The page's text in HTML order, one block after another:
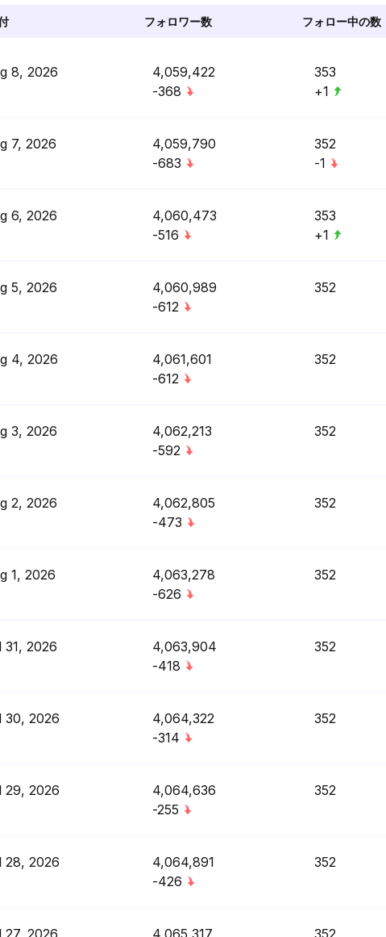
フォロワー数 フォロー中の数
8, 2026
4,059,422
-368
353
+1
7, 2026
4,059,790
-683
352
-1
6, 2026
4,060,473
-516
353
+1
5, 2026
4,060,989
-612
352
4, 2026
4,061,601
-612
352
3, 2026
4,062,213
-592
352
2, 2026
4,062,805
-473
352
1, 2026
4,063,278
-626
352
31, 2026
4,063,904
-418
352
30, 2026
4,064,322
-314
352
29, 2026
4,064,636
-255
352
28, 2026
4,064,891
-426
352
27, 2026 4,065,317 352